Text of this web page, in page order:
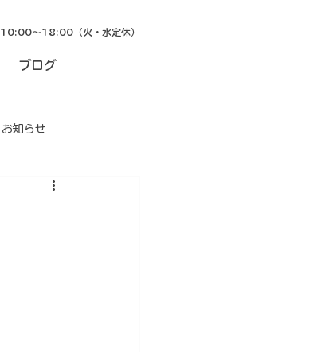
10:00～18:00（火・水定休）
ブログ
お知らせ